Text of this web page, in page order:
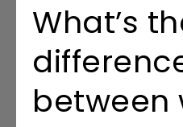
What’s
between